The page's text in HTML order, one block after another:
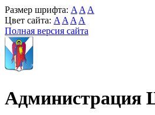
Размер шрифта: A A A
Цвет сайта: A A A A
Полная версия сайта
Администрация